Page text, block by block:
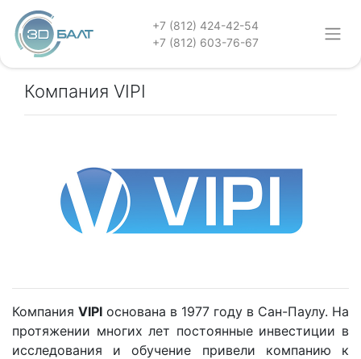
+7 (812) 424-42-54
+7 (812) 603-76-67
Компания VIPI
Компания VIPI основана в 1977 году в Сан-Паулу. На
протяжении многих лет постоянные инвестиции в
исследования и обучение привели компанию к